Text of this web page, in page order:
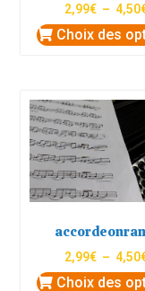
2,99€ – 4,50
Choix des
2,99€ – 4,50
Choix des